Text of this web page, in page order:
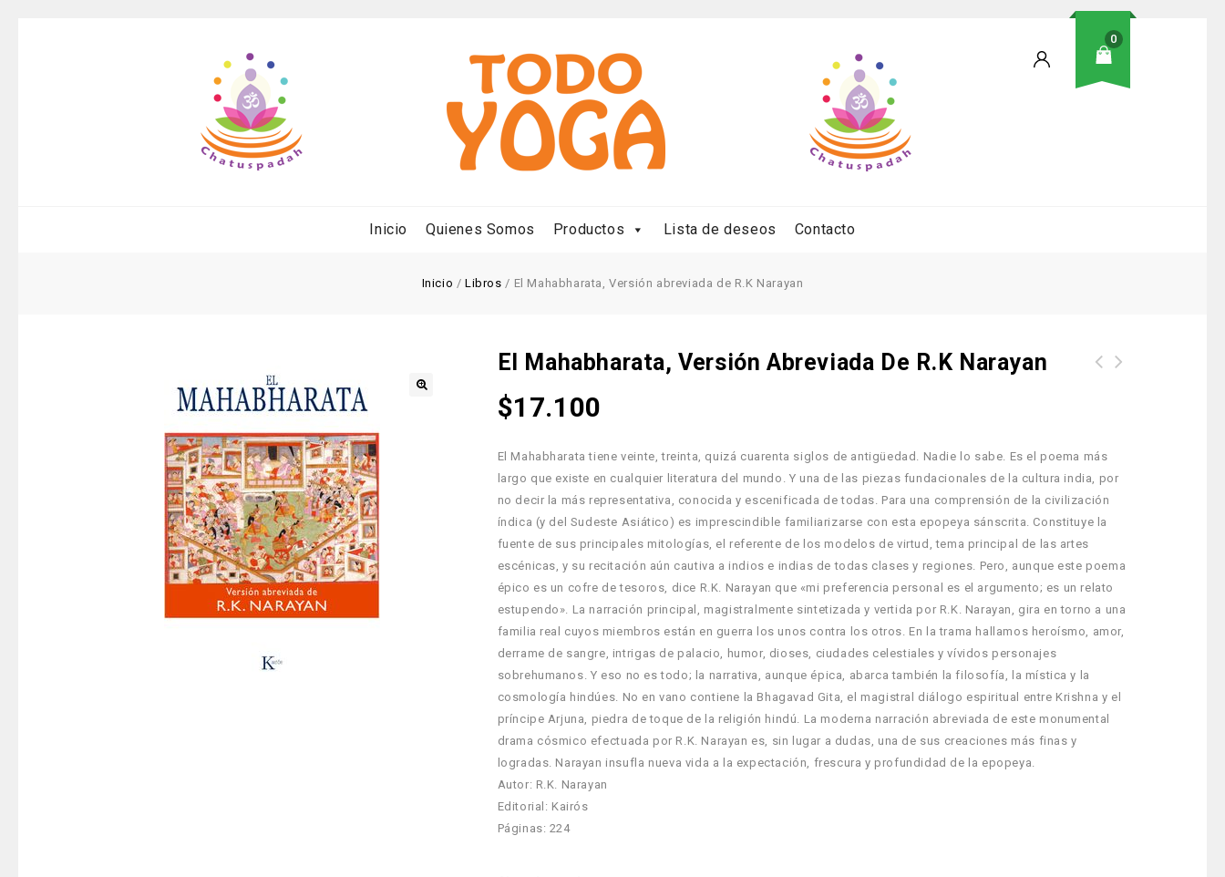
0
Inicio Quienes Somos Productos Lista de deseos Contacto
Inicio /Libros / El Mahabharata, Versión abreviada de R.K Narayan
El Mahabharata, Versión Abreviada De R.K Narayan
$17.100
El Mahabharata tiene veinte, treinta, quizá cuarenta siglos de antigüedad. Nadie lo sabe. Es el poema más
largo que existe en cualquier literatura del mundo. Y una de las piezas fundacionales de la cultura india, por
no decir la más representativa, conocida y escenificada de todas. Para una comprensión de la civilización
índica (y del Sudeste Asiático) es imprescindible familiarizarse con esta epopeya sánscrita. Constituye la
fuente de sus principales mitologías, el referente de los modelos de virtud, tema principal de las artes
escénicas, y su recitación aún cautiva a indios e indias de todas clases y regiones. Pero, aunque este poema
épico es un cofre de tesoros, dice R.K. Narayan que «mi preferencia personal es el argumento; es un relato
estupendo». La narración principal, magistralmente sintetizada y vertida por R.K. Narayan, gira en torno a una
familia real cuyos miembros están en guerra los unos contra los otros. En la trama hallamos heroísmo, amor,
derrame de sangre, intrigas de palacio, humor, dioses, ciudades celestiales y vívidos personajes
sobrehumanos. Y eso no es todo; la narrativa, aunque épica, abarca también la filosofía, la mística y la
cosmología hindúes. No en vano contiene la Bhagavad Gita, el magistral diálogo espiritual entre Krishna y el
príncipe Arjuna, piedra de toque de la religión hindú. La moderna narración abreviada de este monumental
drama cósmico efectuada por R.K. Narayan es, sin lugar a dudas, una de sus creaciones más finas y
logradas. Narayan insufla nueva vida a la expectación, frescura y profundidad de la epopeya.
Autor: R.K. Narayan
Editorial: Kairós
Páginas: 224